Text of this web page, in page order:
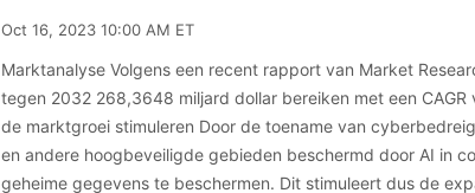
Oct 16, 2023 10:00 AM ET
Marktanalyse Volgens een recent rapport van Market
tegen 2032 268,3648 miljard dollar bereiken met een
de marktgroei stimuleren Door de toename van
en andere hoogbeveiligde gebieden beschermd door AI in
geheime gegevens te beschermen. Dit stimuleert dus de